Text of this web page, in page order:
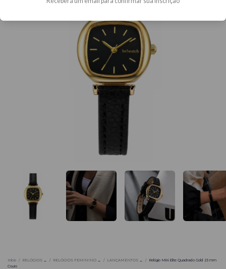
Início / RELÓGIOS → / RELÓGIOS FEMININO → / LANÇAMENTOS → /
Relógio Mini Elite Quadrado Gold 23 mm
Couro